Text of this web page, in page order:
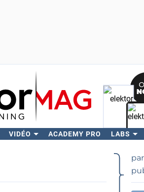
VIDÉO ACADEMY PRO LABS
Rechercher
par